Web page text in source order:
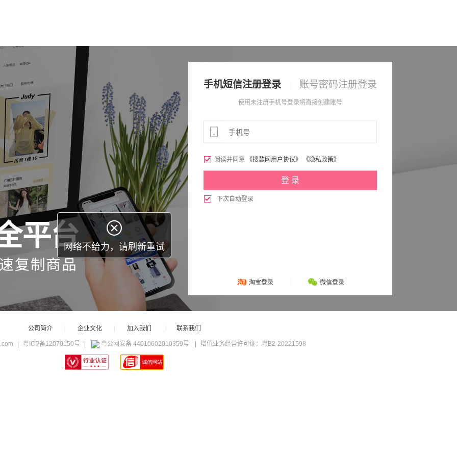
手机短信注册登录 账号密码注册登录
使用未注册手机号登录将直接创建账号
 阅读并同意 《搜款网用户协议》 《隐私政策》
 下次自动登录
淘宝登录 微信登录
公司简介 企业文化 加入我们 联系我们
粤ICP备12070150号 粤公网安备 44010602010359号 增值业务经营许可证：粤B2-20221598

网络不给力，请刷新重试